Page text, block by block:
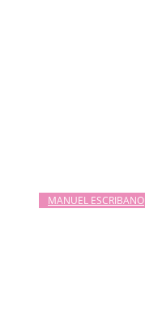
MANUEL ESCRIBANO